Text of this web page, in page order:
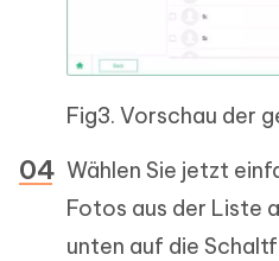
Fig3. Vorschau der
Wählen Sie jetzt
Fotos aus der Liste
unten auf die